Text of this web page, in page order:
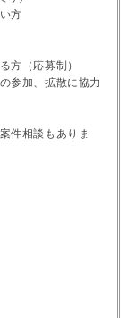
方
方（応募制）
参加、拡散に協力
件相談もありま